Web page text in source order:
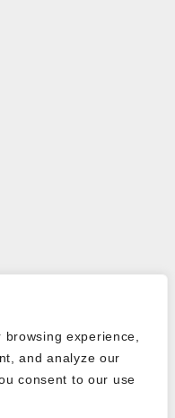
experience,
and analyze our
consent to our use